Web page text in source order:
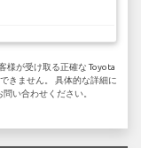
様が受け取る正確な Toyota
きません。 具体的な詳細に
い合わせください。